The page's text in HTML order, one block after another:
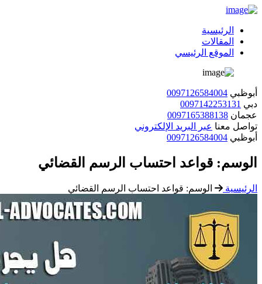
الرئيسية
المقالات
الموقع الرئيسي
أبوظبي 0097126584004
دبي 0097142253131
عجمان 0097165388138
تواصل معنا عبر البريد الإلكتروني
أبوظبي 0097126584004
الوسم: قواعد احتساب الرسم القضائي
الرئيسية الوسم: قواعد احتساب الرسم القضائي